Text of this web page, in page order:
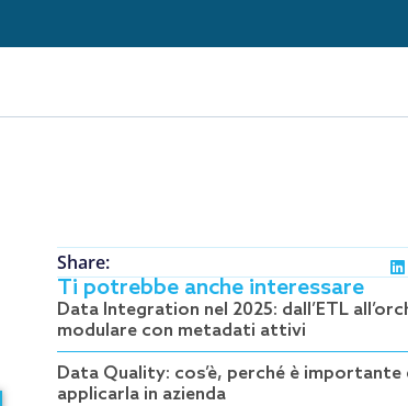
Share:
Ti potrebbe anche interessare
Data Integration nel 2025: dall’ETL
modulare con metadati attivi
Data Quality: cos’è, perché è importante
applicarla in azienda